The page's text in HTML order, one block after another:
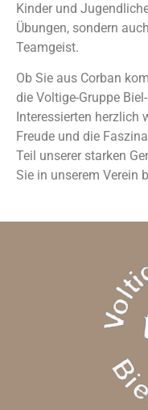
Kinder und
Übungen, sondern
Teamgeist.
Ob Sie aus Corban
die Voltige-Gruppe
Interessierten herzlich
Freude und die
Teil unserer starken
Sie in unserem Verein